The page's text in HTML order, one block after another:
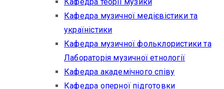
Кафедра музичної медієвістики та
україністики
Кафедра музичної фольклористики та
Лабораторія музичної етнології
Кафедра академічного співу
Кафедра оперної підготовки